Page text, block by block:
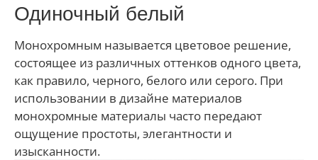
Одиночный белый
Монохромным называется цветовое решение,
состоящее из различных оттенков одного цвета,
как правило, черного, белого или серого. При
использовании в дизайне материалов
монохромные материалы часто передают
ощущение простоты, элегантности и
изысканности.